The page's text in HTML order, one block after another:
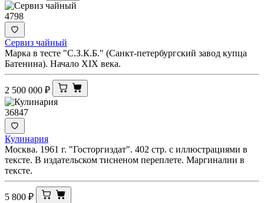
4798
Сервиз чайный
Марка в тесте "С.З.К.Б." (Санкт-петербургский завод купца
Батенина). Начало XIX века.
2 500 000 ₽
36847
Кулинария
Москва. 1961 г. "Госторгиздат". 402 стр. с иллюстрациями в
тексте. В издательском тисненом переплете. Маргиналии в
тексте.
5 800 ₽